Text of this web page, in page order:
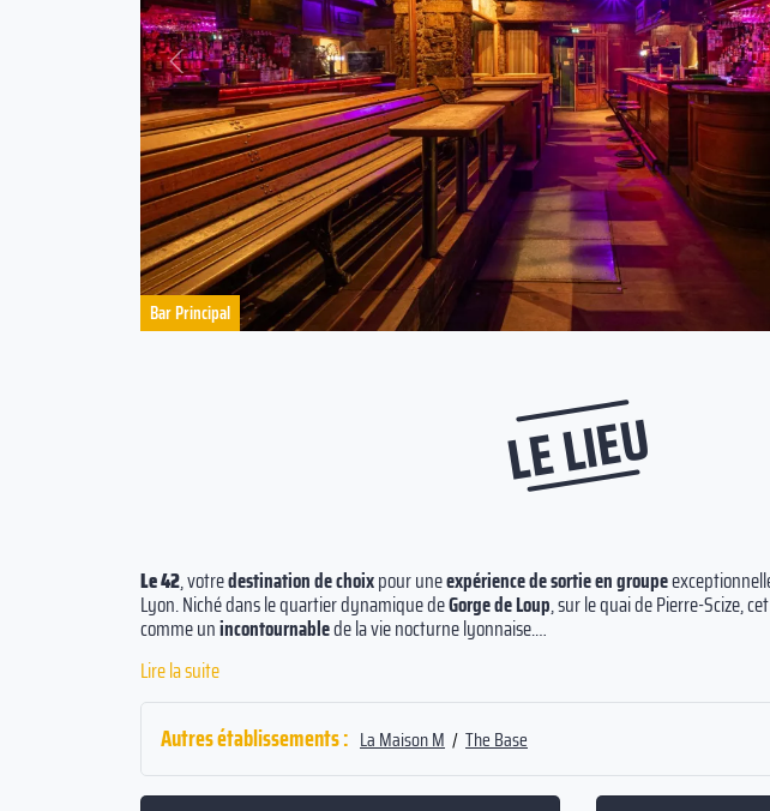
Bar Principal
Précédent
LE LIEU
Le 42, votredestination de choixpour uneexpérience de sortie en groupe
Lyon. Niché dans le quartier dynamique deGorge de Loup, sur le quai de Pierre-Scize,
comme unincontournablede la vie nocturne lyonnaise.
Venez partager un verre dans une
Découvrez notre espace chaleureux où se marientbois vernietpierres apparentes, un
escapade relaxante. Au menu, une
Après une partie endiablée de fléchettes ou de baby-foot ou lors de l'un de nosconcerts
cocktails maison. Dans notre espace restaurant, optez pour une de nos assiettes
Lire la suite
Autres établissements : La Maison M / The Base